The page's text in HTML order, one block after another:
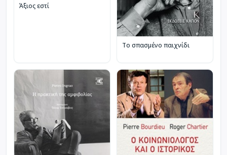
Άξιος εστί
Το σπασμένο παιχνίδι